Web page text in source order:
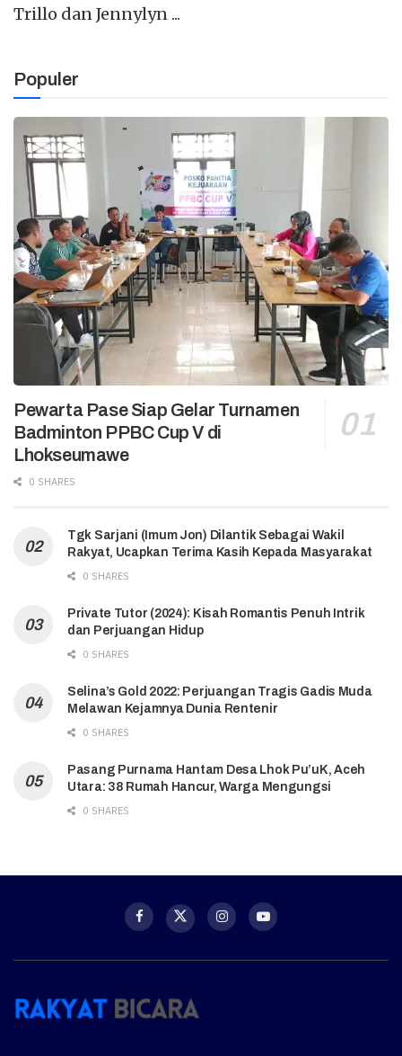
Trillo dan Jennylyn ...
Populer
Pewarta Pase Siap Gelar Turnamen
Badminton PPBC Cup V di
Lhokseumawe
0 SHARES
Tgk Sarjani (Imum Jon) Dilantik Sebagai Wakil
Rakyat, Ucapkan Terima Kasih Kepada Masyarakat
0 SHARES
Private Tutor (2024): Kisah Romantis Penuh Intrik
dan Perjuangan Hidup
0 SHARES
Selina’s Gold 2022: Perjuangan Tragis Gadis Muda
Melawan Kejamnya Dunia Rentenir
0 SHARES
Pasang Purnama Hantam Desa Lhok Pu’uK, Aceh
Utara: 38 Rumah Hancur, Warga Mengungsi
0 SHARES